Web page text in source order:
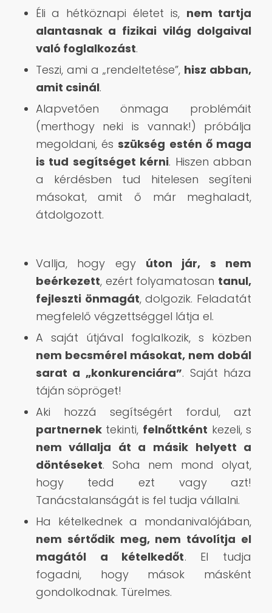
Éli a hétköznapi életet is, nem tartja
alantasnak a fizikai világ dolgaival
való foglalkozást.
Teszi, ami a „rendeltetése”, hisz abban,
amit csinál.
Alapvetően önmaga problémáit
(merthogy neki is vannak!) próbálja
megoldani, ésszükség estén ő maga
is tud segítséget kérni. Hiszen abban
a kérdésben tud hitelesen segíteni
másokat, amit ő már meghaladt,
átdolgozott.
Vallja, hogy egy úton jár, s nem
beérkezett, ezért folyamatosan tanul,
fejleszti önmagát, dolgozik. Feladatát
megfelelő végzettséggel látja el.
A saját útjával foglalkozik, s közben
nem becsmérel másokat, nem dobál
sarat a „konkurenciára”. Saját háza
táján söpröget!
Aki hozzá segítségért fordul, azt
partnernektekinti, felnőttként kezeli, s
nem vállalja át a másik helyett a
döntéseket. Soha nem mond olyat,
hogy tedd ezt vagy azt!
Tanácstalanságát is fel tudja vállalni.
Ha kételkednek a mondanivalójában,
nem sértődik meg, nem távolítja el
magától a kételkedőt. El tudja
fogadni, hogy mások másként
gondolkodnak. Türelmes.